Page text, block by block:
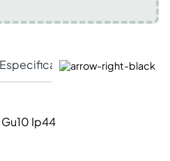
Especificaciones Técnicas
Gu10 Ip44